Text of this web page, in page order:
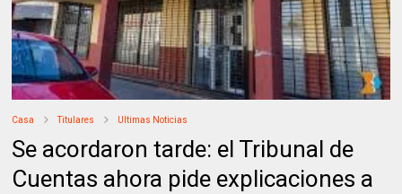
Casa Titulares Ultimas Noticias
Se acordaron tarde: el Tribunal de
Cuentas ahora pide explicaciones a